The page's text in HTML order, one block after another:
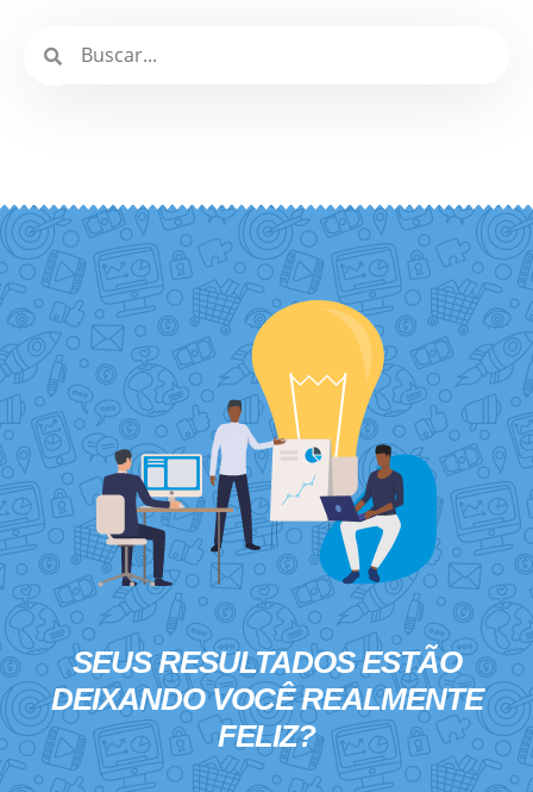
SEUS RESULTADOS ESTÃO
DEIXANDO VOCÊ REALMENTE
FELIZ?